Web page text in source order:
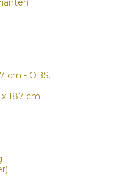
cm - OBS.
187 cm.